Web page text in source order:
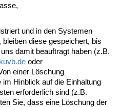
und in den Systemen
diese gespeichert, bis
damit beauftragt haben (z.B.
kuvb.de oder
einer Löschung
Hinblick auf die Einhaltung
erforderlich sind (z.B.
Sie, dass eine Löschung der